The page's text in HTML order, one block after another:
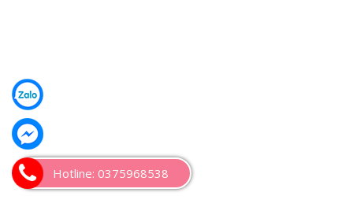
độ bền của mái càng cao. Tuy nhiên. Mái quá dốc thì việc
thi công sẽ càng khó khăn và nguy hiểm. Nhưng mái
không đủ độ dốc sẽ rất dễ bị giột và nhanh hỏng mái.
Đây là điều nên tránh.
– Về khẩu độ rui, mè: rui cách rui 23- 25cm, mè cách mè
27- 30cm là hợp lý.
Hotline: 0375968538